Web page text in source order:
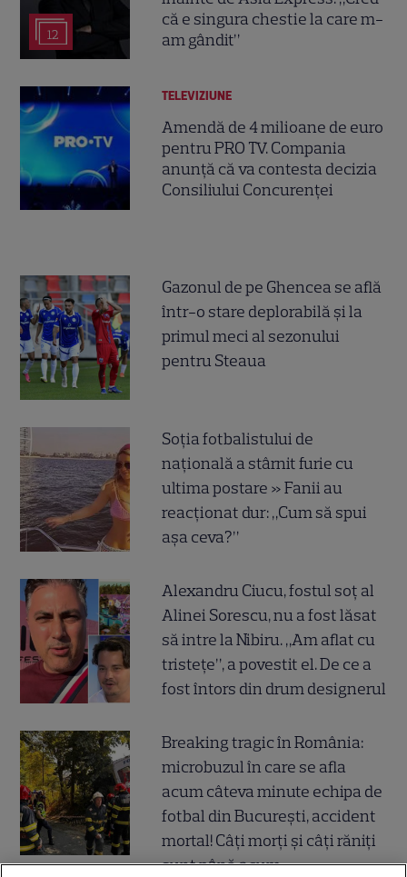
12
că e singura chestie la care m-
am gândit”
TELEVIZIUNE
Amendă de 4 milioane de euro
pentru PRO TV. Compania
anunță că va contesta decizia
Consiliului Concurenței
Gazonul de pe Ghencea se află
într-o stare deplorabilă și la
primul meci al sezonului
pentru Steaua
Soția fotbalistului de
națională a stârnit furie cu
ultima postare » Fanii au
reacționat dur: „Cum să spui
așa ceva?”
Alexandru Ciucu, fostul soț al
Alinei Sorescu, nu a fost lăsat
să intre la Nibiru. „Am aflat cu
tristețe”, a povestit el. De ce a
fost întors din drum designerul
Breaking tragic în România:
microbuzul în care se afla
acum câteva minute echipa de
fotbal din București, accident
mortal! Câți morți și câți răniți
sunt până acum